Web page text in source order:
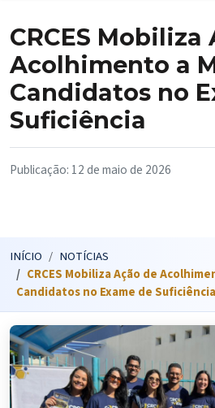
CRCES Mobiliza
Acolhimento a
Candidatos no
Suficiência
Publicação: 12 de maio de 2026
INÍCIO
NOTÍCIAS
CRCES Mobiliza Ação de
Candidatos no Exame de Suficiência